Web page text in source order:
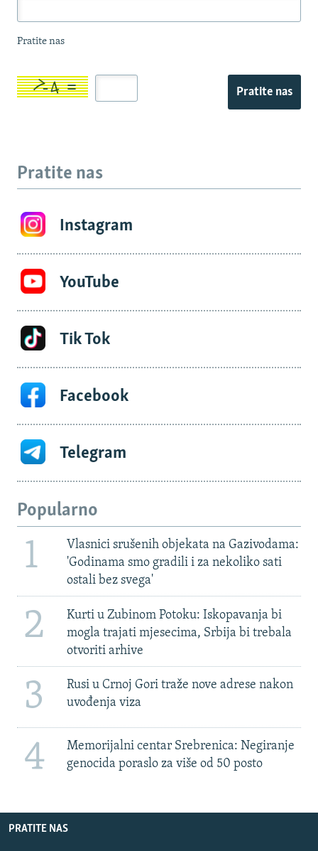
Pratite nas
Pratite nas
Pratite nas
Instagram
YouTube
Tik Tok
Facebook
Telegram
Popularno
1
Vlasnici srušenih objekata na Gazivodama:
'Godinama smo gradili i za nekoliko sati
ostali bez svega'
2
Kurti u Zubinom Potoku: Iskopavanja bi
mogla trajati mjesecima, Srbija bi trebala
otvoriti arhive
3
Rusi u Crnoj Gori traže nove adrese nakon
uvođenja viza
4
Memorijalni centar Srebrenica: Negiranje
genocida poraslo za više od 50 posto
PRATITE NAS